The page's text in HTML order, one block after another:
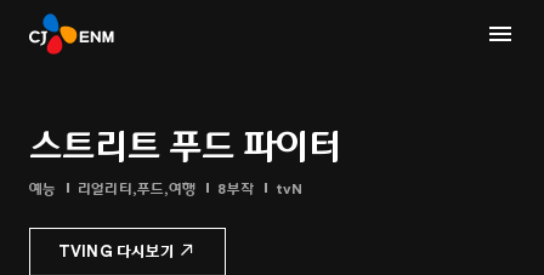
스트리트 푸드 파이터
예능 리얼리티,푸드,여행 8부작 tvN
TVING 다시보기